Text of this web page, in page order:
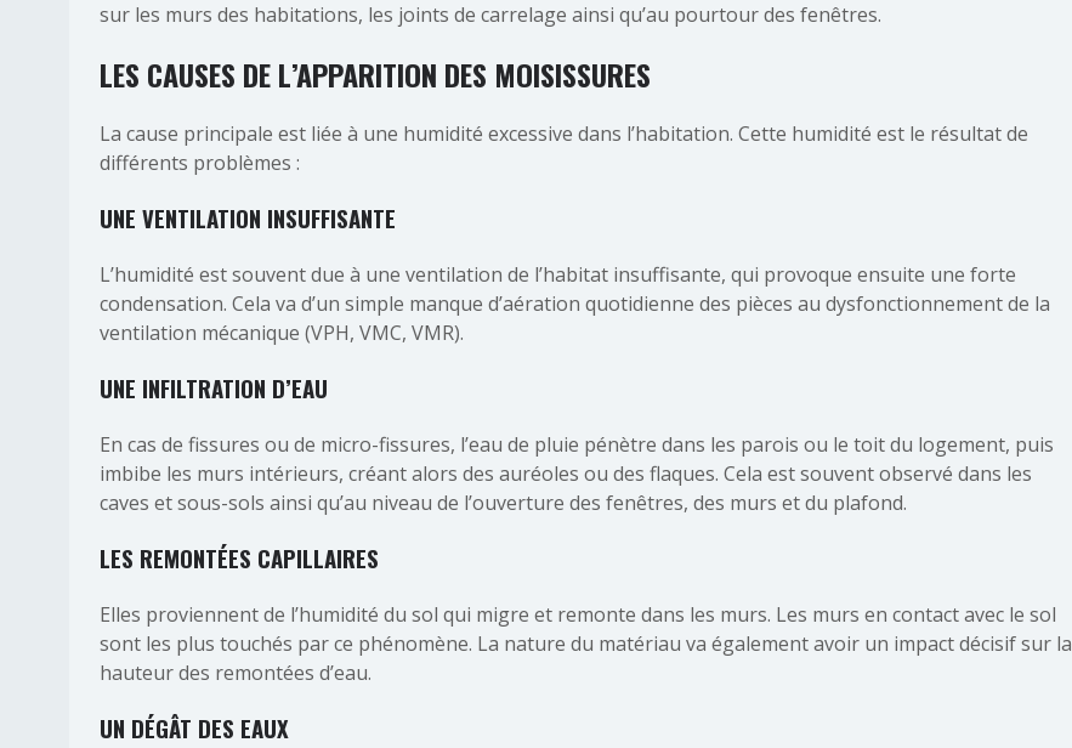
sur les murs des habitations, les joints de carrelage ainsi qu’au pourtour des fenêtres.
LES CAUSES DE L’APPARITION DES MOISISSURES
La cause principale est liée à une humidité excessive dans l’habitation. Cette humidité est le résultat de
différents problèmes :
UNE VENTILATION INSUFFISANTE
L’humidité est souvent due à une ventilation de l’habitat insuffisante, qui provoque ensuite une forte
condensation. Cela va d’un simple manque d’aération quotidienne des pièces au dysfonctionnement de la
ventilation mécanique (VPH, VMC, VMR).
UNE INFILTRATION D’EAU
En cas de fissures ou de micro-fissures, l’eau de pluie pénètre dans les parois ou le toit du logement, puis
imbibe les murs intérieurs, créant alors des auréoles ou des flaques. Cela est souvent observé dans les
caves et sous-sols ainsi qu’au niveau de l’ouverture des fenêtres, des murs et du plafond.
LES REMONTÉES CAPILLAIRES
Elles proviennent de l’humidité du sol qui migre et remonte dans les murs. Les murs en contact avec le sol
sont les plus touchés par ce phénomène. La nature du matériau va également avoir un impact décisif sur la
hauteur des remontées d’eau.
UN DÉGÂT DES EAUX